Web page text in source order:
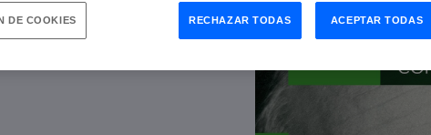
RECHAZAR TODAS ACEPTAR TODAS
DE COOKIES